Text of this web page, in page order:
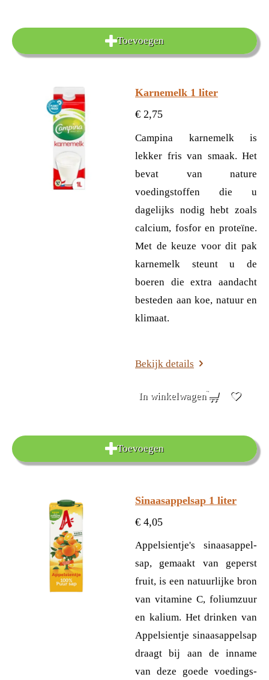
Toevoegen
Karnemelk 1 liter
€ 2,75
Campina karnemelk is
lekker fris van smaak. Het
bevat van nature
voedingstoffen die u
dagelijks nodig hebt zoals
calcium, fosfor en proteïne.
Met de keuze voor dit pak
karnemelk steunt u de
boeren die extra aandacht
besteden aan koe, natuur en
klimaat.
Bekijk details
In winkelwagen
Toevoegen
Sinaasappelsap 1 liter
€ 4,05
Ap­pel­sien­tje's si­naas­ap­pel­
sap, ge­maakt van ge­perst
fruit, is een na­tuur­lijke bron
van vitamine C, foliumzuur
en kalium. Het drinken van
Appelsientje sinaasappelsap
draagt bij aan de inname
van deze goede voe­dings­